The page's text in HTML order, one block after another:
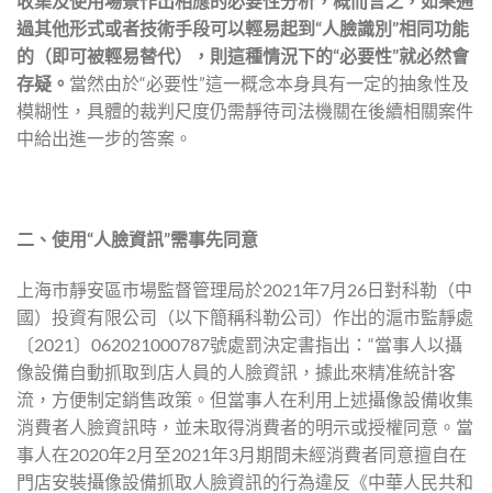
過其他形式或者技術手段可以輕易起到“人臉識別”相同功能
的（即可被輕易替代），則這種情況下的“必要性”就必然會
存疑。 當然由於“必要性”這一概念本身具有一定的抽象性及
模糊性，具體的裁判尺度仍需靜待司法機關在後續相關案件
中給出進一步的答案。
二、 使用“人臉資訊”需事先同意
上海市靜安區市場監督管理局於2021年7月26日對科勒（中
國）投資有限公司（以下簡稱科勒公司）作出的滬市監靜處
〔2021〕062021000787號處罰決定書指出：“當事人以攝
像設備自動抓取到店人員的人臉資訊，據此來精准統計客
流，方便制定銷售政策。但當事人在利用上述攝像設備收集
消費者人臉資訊時，並未取得消費者的明示或授權同意。當
事人在2020年2月至2021年3月期間未經消費者同意擅自在
門店安裝攝像設備抓取人臉資訊的行為違反《中華人民共和